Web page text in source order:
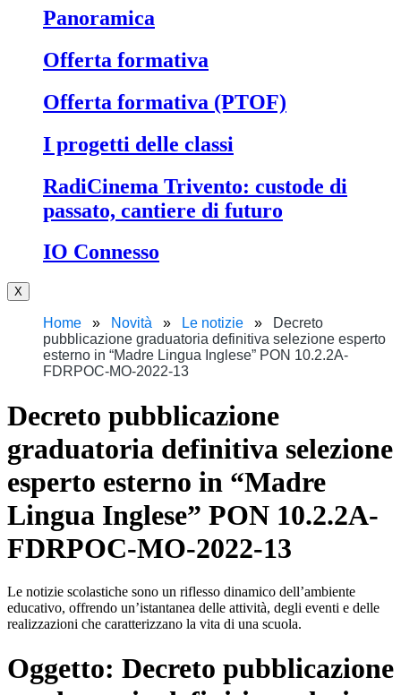
Panoramica
Offerta formativa
Offerta formativa (PTOF)
I progetti delle classi
RadiCinema Trivento: custode di
passato, cantiere di futuro
IO Connesso
X
Home Novità Le notizie
Decreto
pubblicazione graduatoria definitiva selezione esperto
esterno in “Madre Lingua Inglese” PON 10.2.2A-
FDRPOC-MO-2022-13
Decreto pubblicazione
graduatoria definitiva selezione
esperto esterno in “Madre
Lingua Inglese” PON 10.2.2A-
FDRPOC-MO-2022-13
Le notizie scolastiche sono un riflesso dinamico dell’ambiente
educativo, offrendo un’istantanea delle attività, degli eventi e delle
realizzazioni che caratterizzano la vita di una scuola.
Oggetto: Decreto pubblicazione